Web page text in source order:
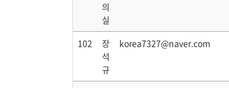
의
실
102
장
석
규
korea7327@naver.com